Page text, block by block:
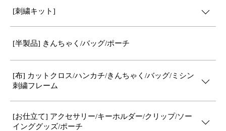
[刺繍キット]
[半製品] きんちゃく/バッグ/ポーチ
[布] カットクロス/ハンカチ/きんちゃく/バッグ/ミシン
刺繍フレーム
[お仕立て] アクセサリー/キーホルダー/クリップ/ソー
インググッズ/ポーチ